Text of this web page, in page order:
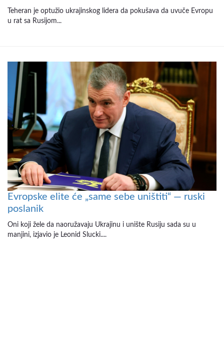
Teheran je optužio ukrajinskog lidera da pokušava da uvuče Evropu
u rat sa Rusijom...
Evropske elite će „same sebe uništiti“ — ruski
poslanik
Oni koji žele da naoružavaju Ukrajinu i unište Rusiju sada su u
manjini, izjavio je Leonid Slucki....